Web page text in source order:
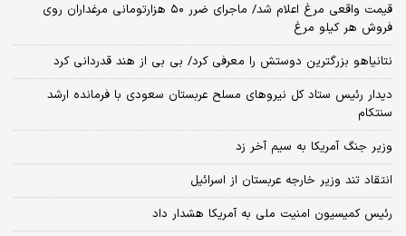
قیمت واقعی مرغ اعلام شد/ ماجرای ضرر ۵۰ هزارتومانی مرغداران روی
فروش هر کیلو مرغ
نتانیاهو بزرگترین دوستش را معرفی کرد/ بی بی از هند قدردانی کرد
دیدار رئیس ستاد کل نیروهای مسلح عربستان سعودی با فرمانده ارشد
سنتکام
وزیر جنگ آمریکا به سیم آخر زد
انتقاد تند وزیر خارجه عربستان از اسرائیل
رئیس کمیسیون امنیت ملی به آمریکا هشدار داد